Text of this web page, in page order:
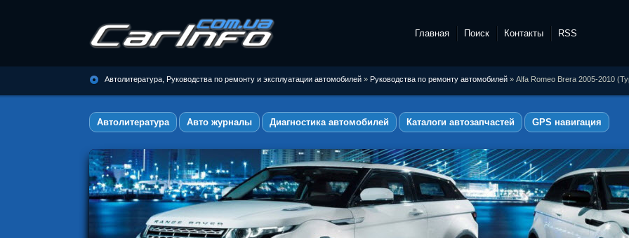
Автолитература, Руководства по
ремонту и эксплуатации
автомобилей
Главная Поиск Контакты RSS
Автолитература, Руководства по ремонту и эксплуатации автомобилей » Руководства по ремонту автомобилей » Alfa Romeo Brera 2005-2010
Автолитература Авто журналы Диагностика автомобилей Каталоги автозапчастей GPS навигация